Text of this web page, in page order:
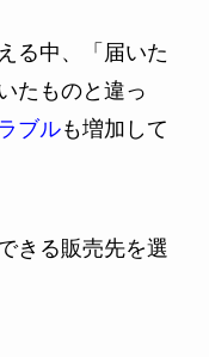
る中、「届いた
たものと違っ
ブルも増加して
きる販売先を選